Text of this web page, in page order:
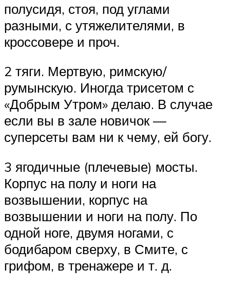
полусидя, стоя, под углами
разными, с утяжелителями, в
кроссовере и проч.
2 тяги. Мертвую, римскую/
румынскую. Иногда трисетом с
«Добрым Утром» делаю. В случае
если вы в зале новичок —
суперсеты вам ни к чему, ей богу.
3 ягодичные (плечевые) мосты.
Корпус на полу и ноги на
возвышении, корпус на
возвышении и ноги на полу. По
одной ноге, двумя ногами, с
бодибаром сверху, в Смите, с
грифом, в тренажере и т. д.